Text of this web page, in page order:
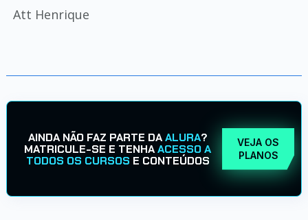
Att Henrique
AINDA NÃO FAZ PARTE DAALURA?
MATRICULE-SE E TENHAACESSO A
TODOS OS CURSOS E CONTEÚDOS
VEJA OS
PLANOS